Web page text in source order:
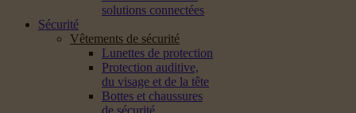
solutions connectées
Sécurité
Vêtements de sécurité
Lunettes de protection
Protection auditive,
du visage et de la tête
Bottes et chaussures
de sécurité